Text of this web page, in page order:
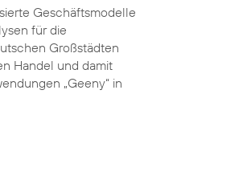
Geschäftsmodelle
für die
Großstädten
Handel und damit
„Geeny“ in